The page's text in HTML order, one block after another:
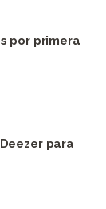
por primera
para